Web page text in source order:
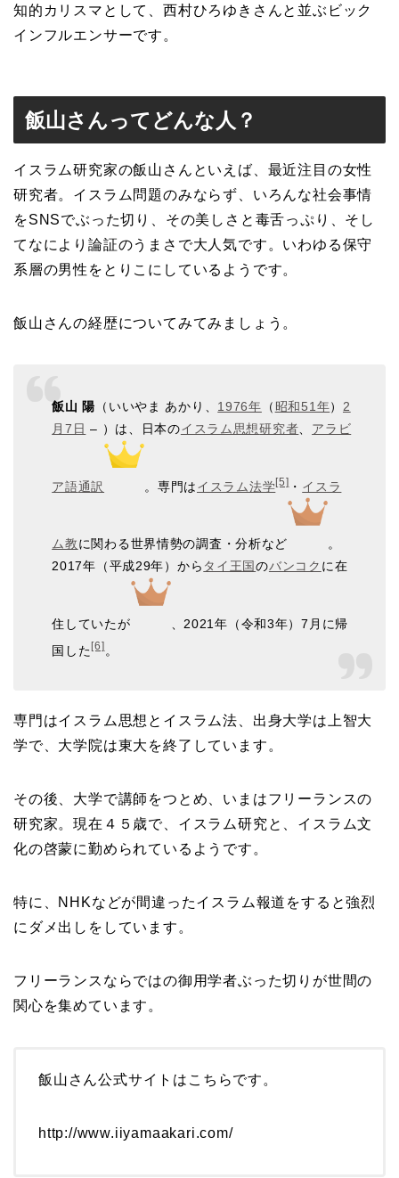
知的カリスマとして、西村ひろゆきさんと並ぶビック
インフルエンサーです。
飯山さんってどんな人？
イスラム研究家の飯山さんといえば、最近注目の女性
研究者。イスラム問題のみならず、いろんな社会事情
をSNSでぶった切り、その美しさと毒舌っぷり、そし
てなにより論証のうまさで大人気です。いわゆる保守
系層の男性をとりこにしているようです。
飯山さんの経歴についてみてみましょう。
飯山 陽 （いいやま あかり、 1976年 （ 昭和51年） 2
月7日 – ）は、日本のイスラム思想研究者 アラビ
ア語通訳 。専門はイスラム法学[5]・ イスラ
ム教に関わる世界情勢の調査・分析など
。
2017年（平成29年）から タイ王国のバンコク に在
住していたが
、2021年（令和3年）7月に帰
国した [6]。
専門はイスラム思想とイスラム法、出身大学は上智大
学で、大学院は東大を終了しています。
その後、大学で講師をつとめ、いまはフリーランスの
研究家。現在４５歳で、イスラム研究と、イスラム文
化の啓蒙に勤められているようです。
特に、NHKなどが間違ったイスラム報道をすると強烈
にダメ出しをしています。
フリーランスならではの御用学者ぶった切りが世間の
関心を集めています。
飯山さん公式サイトはこちらです。
http://www.iiyamaakari.com/